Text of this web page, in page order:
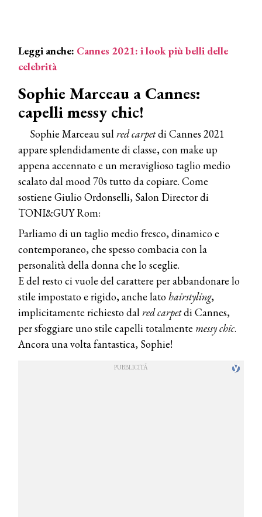
Leggi anche: Cannes 2021: i look più belli delle
celebrità
Sophie Marceau a Cannes:
capelli messy chic!
Sophie Marceau sulred carpetdi Cannes 2021
appare splendidamente di classe, con make up
appena accennato e un meraviglioso taglio medio
scalato dal mood 70s tutto da copiare. Come
sostiene G​iulio Ordonselli, Salon Director di
TONI&GUY Rom:
Parliamo di un taglio medio fresco, dinamico e
contemporaneo, che spesso combacia con la
personalità della donna che lo sceglie.
E del resto ci vuole del carattere per abbandonare lo
stile impostato e rigido, anche latohairstyling,
implicitamente richiesto dalred carpetdi Cannes,
per sfoggiare uno stile capelli totalmente messy chic.
Ancora una volta fantastica, Sophie!